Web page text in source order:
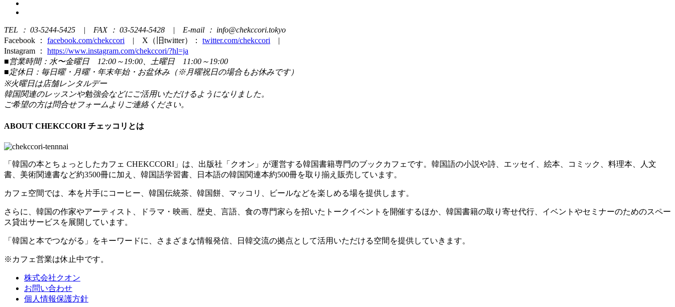
TEL ： 03-5244-5425 | FAX ： 03-5244-5428 | E-mail ： info@chekccori.tokyo
Facebook ： facebook.com/chekccori | X（旧twitter）： twitter.com/chekccori |
Instagram ： https://www.instagram.com/chekccori/?hl=ja
■営業時間：水〜金曜日 12:00～19:00、土曜日 11:00～19:00
■定休日：毎日曜・月曜・年末年始・お盆休み（※月曜祝日の場合もお休みです）
※火曜日は店舗レンタルデー
韓国関連のレッスンや勉強会などにご活用いただけるようになりました。
ご希望の方は問合せフォームよりご連絡ください。
ABOUT CHEKCCORI チェッコリとは
「韓国の本とちょっとしたカフェ CHEKCCORI」は、出版社「クオン」が運営する韓国書籍専門のブックカフェです。韓国語の小説や詩、エッセイ、絵本、コミック、料理本、人文
書、美術関連書など約3500冊に加え、韓国語学習書、日本語の韓国関連本約500冊を取り揃え販売しています。
カフェ空間では、本を片手にコーヒー、韓国伝統茶、韓国餅、マッコリ、ビールなどを楽しめる場を提供します。
さらに、韓国の作家やアーティスト、ドラマ・映画、歴史、言語、食の専門家らを招いたトークイベントを開催するほか、韓国書籍の取り寄せ代行、イベントやセミナーのためのスペー
ス貸出サービスを展開しています。
「韓国と本でつながる」をキーワードに、さまざまな情報発信、日韓交流の拠点として活用いただける空間を提供していきます。
※カフェ営業は休止中です。
株式会社クオン
お問い合わせ
個人情報保護方針